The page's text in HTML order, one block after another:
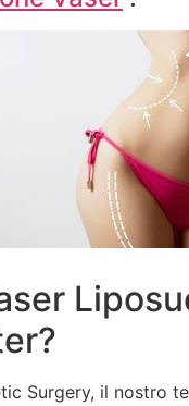
Surgery, il nostro